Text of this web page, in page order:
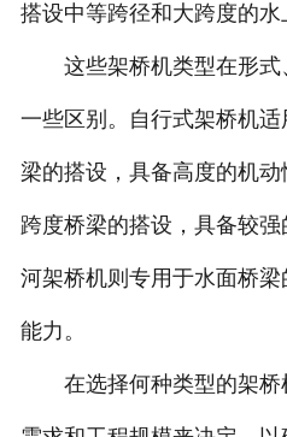
搭设中等跨径和大跨度的水
这些架桥机类型在形式
一些区别。自行式架桥机
梁的搭设，具备高度的机
跨度桥梁的搭设，具备较
河架桥机则专用于水面桥
能力。
在选择何种类型的架桥